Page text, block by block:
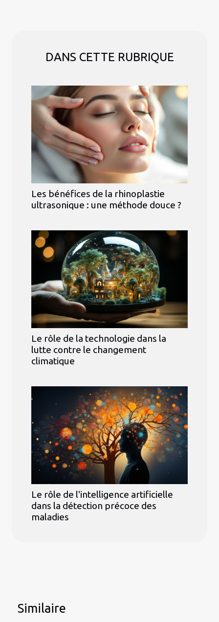
DANS CETTE RUBRIQUE
Les bénéfices de la rhinoplastie
ultrasonique : une méthode douce ?
Le rôle de la technologie dans la
lutte contre le changement
climatique
Le rôle de l'intelligence artificielle
dans la détection précoce des
maladies
Similaire